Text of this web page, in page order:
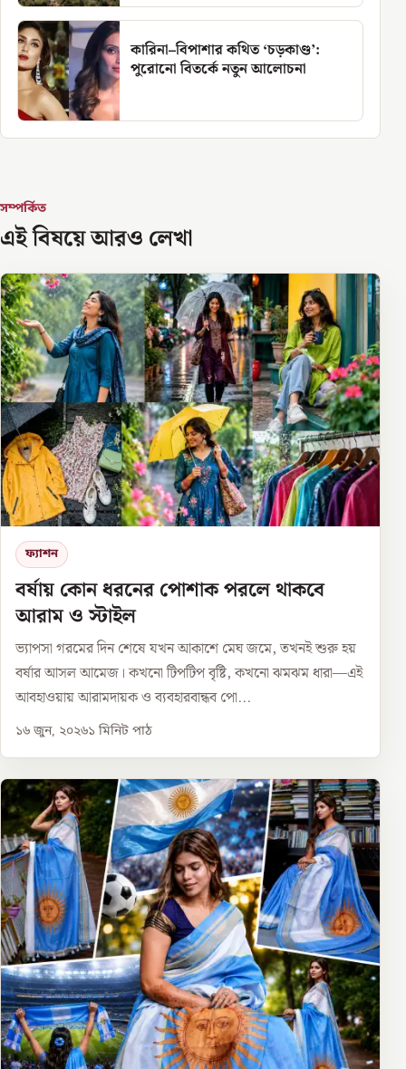
কারিনা–বিপাশার কথিত ‘চড়কাণ্ড’:
পুরোনো বিতর্কে নতুন আলোচনা
সম্পর্কিত
এই বিষয়ে আরও লেখা
ফ্যাশন
বর্ষায় কোন ধরনের পোশাক পরলে থাকবে
আরাম ও স্টাইল
ভ্যাপসা গরমের দিন শেষে যখন আকাশে মেঘ জমে, তখনই শুরু হয়
বর্ষার আসল আমেজ। কখনো টিপটিপ বৃষ্টি, কখনো ঝমঝম ধারা—এই
আবহাওয়ায় আরামদায়ক ও ব্যবহারবান্ধব পো...
১৬ জুন, ২০২৬১ মিনিট পাঠ